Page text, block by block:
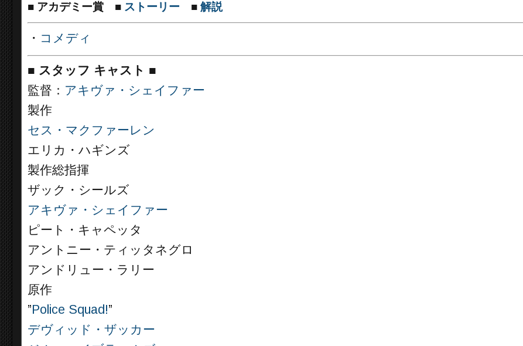
■ アカデミー賞 ■ ストーリー ■ 解説
・ コメディ
■ スタッフ キャスト ■
監督： アキヴァ・シェイファー
製作
セス・マクファーレン
エリカ・ハギンズ
製作総指揮
ザック・シールズ
アキヴァ・シェイファー
ピート・キャペッタ
アントニー・ティッタネグロ
アンドリュー・ラリー
原作
”Police Squad!”
デヴィッド・ザッカー